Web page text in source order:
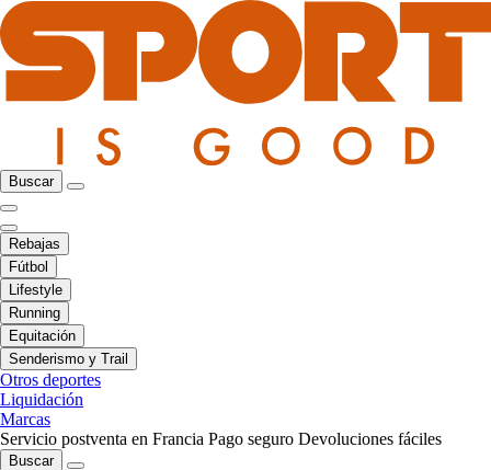
Buscar
Rebajas
Fútbol
Lifestyle
Running
Equitación
Senderismo y Trail
Otros deportes
Liquidación
Marcas
Servicio postventa en Francia Pago seguro Devoluciones fáciles
Buscar